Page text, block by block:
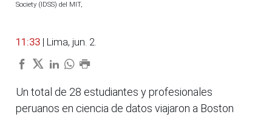
Society (IDSS) del MIT,
11:33 | Lima, jun. 2.
Un total de 28 estudiantes y profesionales
peruanos en ciencia de datos viajaron a Boston